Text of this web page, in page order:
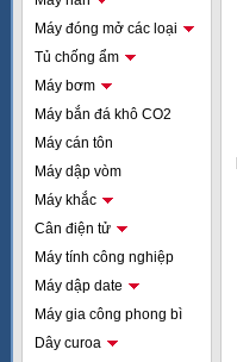
Máy đóng mở các loại
Tủ chống ẩm
Máy bơm
Máy bắn đá khô CO2
Máy cán tôn
Máy dập vòm
Máy khắc
Cân điện tử
Máy tính công nghiệp
Máy dập date
Máy gia công phong bì
Dây curoa